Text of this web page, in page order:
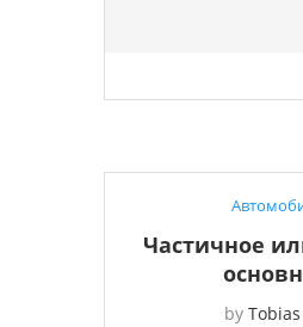
Частичное
by Tobias